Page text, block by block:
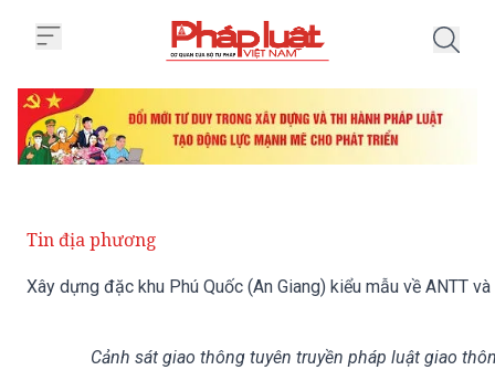
Tin địa phương
Xây dựng đặc khu Phú Quốc (An Giang) kiểu mẫu về ANTT
Cảnh sát giao thông tuyên truyền pháp luật giao